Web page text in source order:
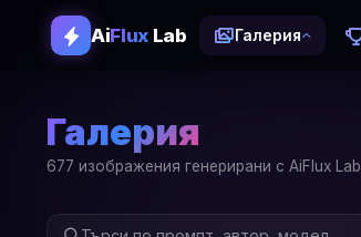
AiFluxLab Галерия
Галерия
677 изображения генерирани с AiFlux Lab